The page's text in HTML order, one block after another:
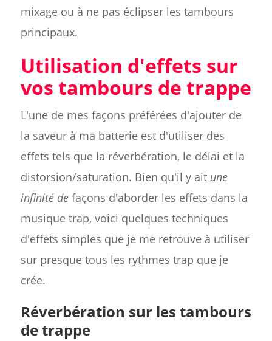
mixage ou à ne pas éclipser les tambours
principaux.
Utilisation d'effets sur
vos tambours de trappe
L'une de mes façons préférées d'ajouter de
la saveur à ma batterie est d'utiliser des
effets tels que la réverbération, le délai et la
distorsion/saturation. Bien qu'il y ait une
infinité defaçons d'aborder les effets dans la
musique trap, voici quelques techniques
d'effets simples que je me retrouve à utiliser
sur presque tous les rythmes trap que je
crée.
Réverbération sur les tambours
de trappe